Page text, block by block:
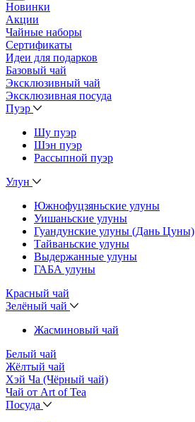
Новинки
Акции
Чайные наборы
Сертификаты
Идеи для подарков
Базовый чай
Эксклюзивный чай
Эксклюзивная посуда
Пуэр
Шу пуэр
Шэн пуэр
Рассыпной пуэр
Улун
Южнофуцзяньские улуны
Уишаньские улуны
Гуандунские улуны (Дань Цуны)
Тайваньские улуны
Выдержанные улуны
ГАБА улуны
Красный чай
Зелёный чай
Жасминовый чай
Белый чай
Жёлтый чай
Хэй Ча (Чёрный чай)
Чай от Art of Tea
Посуда